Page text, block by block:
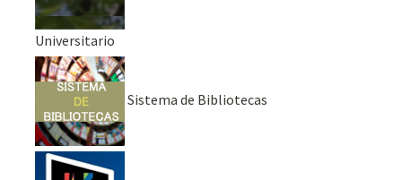
Universitario
Sistema de Bibliotecas